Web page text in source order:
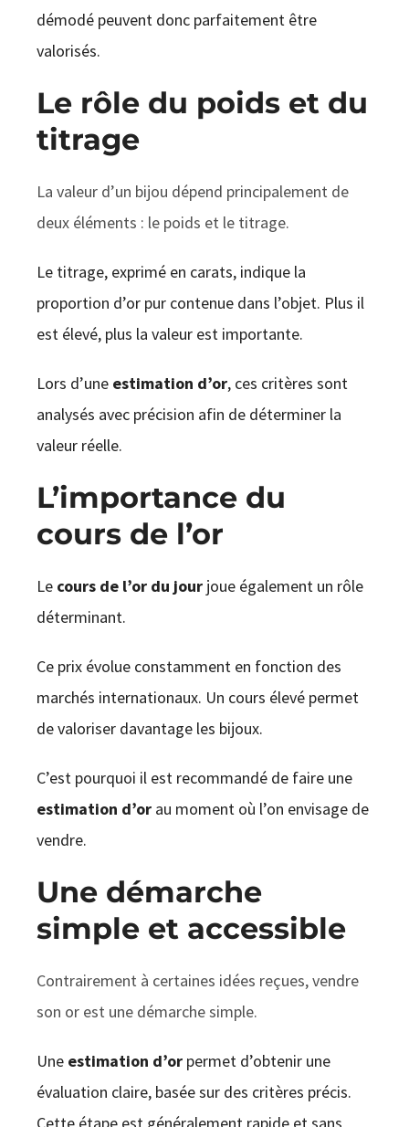
démodé peuvent donc parfaitement être
valorisés.
Le rôle du poids et du
titrage
La valeur d’un bijou dépend principalement de
deux éléments : le poids et le titrage.
Le titrage, exprimé en carats, indique la
proportion d’or pur contenue dans l’objet. Plus il
est élevé, plus la valeur est importante.
Lors d’une estimation d’or, ces critères sont
analysés avec précision afin de déterminer la
valeur réelle.
L’importance du
cours de l’or
Le cours de l’or du jourjoue également un rôle
déterminant.
Ce prix évolue constamment en fonction des
marchés internationaux. Un cours élevé permet
de valoriser davantage les bijoux.
C’est pourquoi il est recommandé de faire une
estimation d’orau moment où l’on envisage de
vendre.
Une démarche
simple et accessible
Contrairement à certaines idées reçues, vendre
son or est une démarche simple.
Une estimation d’orpermet d’obtenir une
évaluation claire, basée sur des critères précis.
Cette étape est généralement rapide et sans